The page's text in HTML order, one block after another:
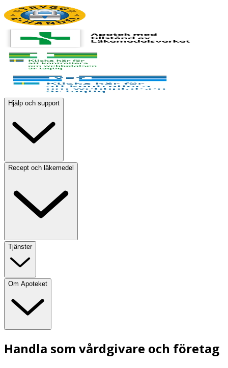
Hjälp och support
Recept och läkemedel
Tjänster
Om Apoteket
Handla som vårdgivare och företag